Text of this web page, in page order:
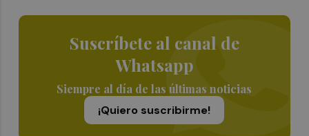
Suscríbete al canal de
Whatsapp
Siempre al día de las últimas noticias
¡Quiero suscribirme!